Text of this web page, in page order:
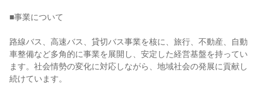
■事業について
路線バス、高速バス、貸切バス事業を核に、旅行、不動産、自動
車整備など多角的に事業を展開し、安定した経営基盤を持ってい
ます。社会情勢の変化に対応しながら、地域社会の発展に貢献し
続けています。